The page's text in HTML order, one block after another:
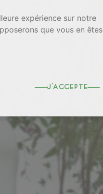
expérience sur notre
que vous en êtes
j'accepte